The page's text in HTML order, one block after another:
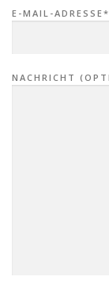
E-MAIL-ADRESSE*
NACHRICHT